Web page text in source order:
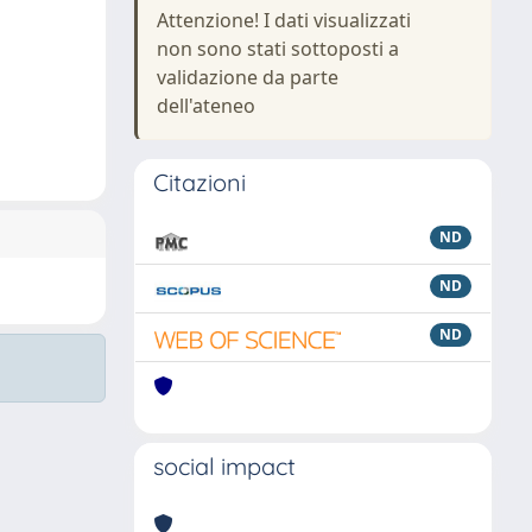
Attenzione! I dati visualizzati
non sono stati sottoposti a
validazione da parte
dell'ateneo
Citazioni
ND
ND
ND
social impact